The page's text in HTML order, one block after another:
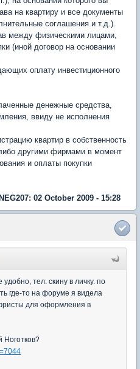
на квартиру и все документы
соглашения и т.д.).
между физическими лицами,
(иной договор на основании
оплату инвестиционного
денежные средства,
ввиду не исполнения
квартир в собственность
другими фирмами в момент
и оплаты покупки
02 October 2009 - 15:28
тел. скину в личку. по
где-то на форуме я видела
для оформления в
Ноготков?